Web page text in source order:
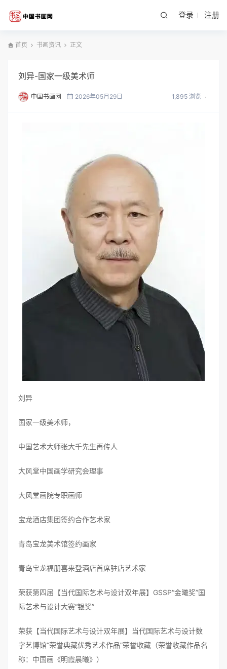
登录 注册
首页 书画资讯 正文
刘异-国家一级美术师
中国书画网 2026年05月29日 1,895 浏览
刘异
国家一级美术师，
中国艺术大师张大千先生再传人
大风堂中国画学研究会理事
大风堂画院专职画师
宝龙酒店集团签约合作艺术家
青岛宝龙美术馆签约画家
青岛宝龙福朋喜来登酒店首席驻店艺术家
荣获第四届【当代国际艺术与设计双年展】GSSP“金曦奖”国
际艺术与设计大赛“银奖”
荣获【当代国际艺术与设计双年展】当代国际艺术与设计数
字艺博馆“荣誉典藏优秀艺术作品”荣誉收藏（荣誉收藏作品名
称：中国画《明霞晨曦》）